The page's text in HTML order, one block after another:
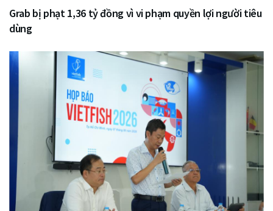
Grab bị phạt 1,36 tỷ đồng vì vi phạm quyền lợi người tiêu
dùng